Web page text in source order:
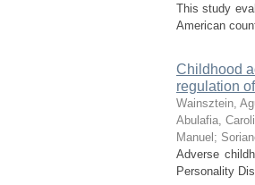
This study
American
Childhood
regulation
Wainsztein,
Abulafia,
Manuel ;
Adverse
Personality